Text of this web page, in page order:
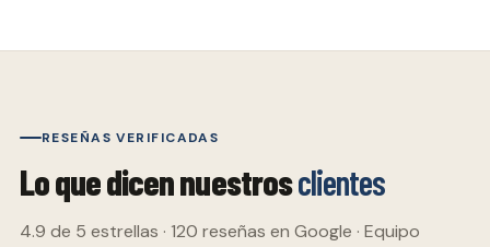
RESEÑAS VERIFICADAS
Lo que dicen nuestrosclientes
4.9 de 5 estrellas · 120 reseñas en Google · Equipo